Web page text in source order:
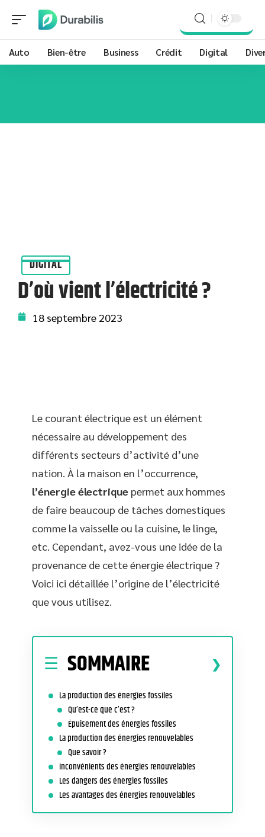
Auto Bien-être Business Crédit Digital
DIGITAL
D’où vient l’électricité ?
18 septembre 2023
Le courant électrique est un élément
nécessaire au développement des
différents secteurs d’activité d’une
nation. À la maison en l’occurrence,
l’énergie électrique permet aux hommes
de faire beaucoup de tâches domestiques
comme la vaisselle ou la cuisine, le linge,
etc. Cependant, avez-vous une idée de la
provenance de cette énergie électrique ?
Voici ici détaillée l’origine de l’électricité
que vous utilisez.
SOMMAIRE
La production des énergies fossiles
Qu’est-ce que c’est ?
Épuisement des énergies fossiles
La production des énergies renouvelables
Que savoir ?
Inconvénients des énergies renouvelables
Les dangers des énergies fossiles
Les avantages des énergies renouvelables